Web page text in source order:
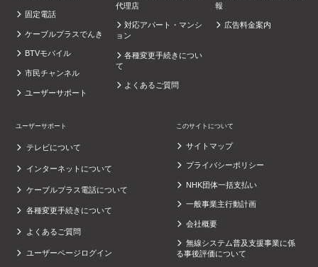
固定電話
ケーブルプラスでんき
BTVモバイル
市民チャンネル
ユーザーサポート
代理店
対応アパート・マンシ
ョン
各種変更手続きについ
て
よくあるご質問
報
広告料金案内
ユーザーサポート
テレビについて
インターネットについて
ケーブルプラス電話について
各種変更手続きについて
よくあるご質問
ユーザーページログイン
このサイトについて
サイトマップ
プライバシーポリシー
NHK団体一括支払い
一般事業主行動計画
会社概要
無線システム普及支援事業に係
る事後評価について